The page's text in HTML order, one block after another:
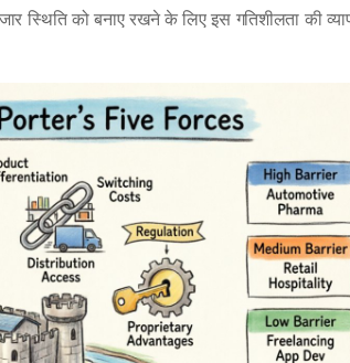
स्थिति को बनाए रखने के लिए इस गतिशीलता की